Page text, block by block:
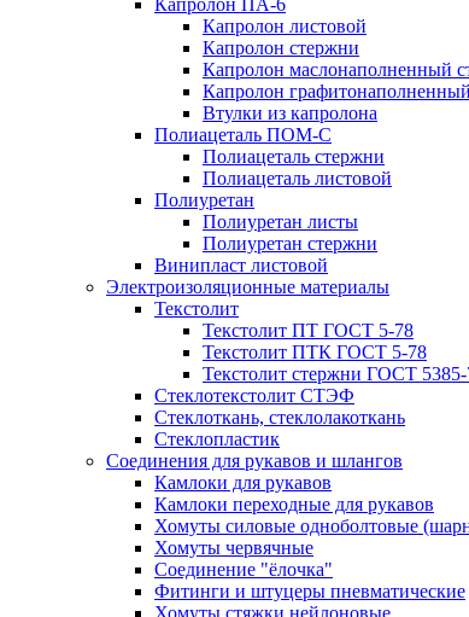
Капролон ПА-6
Капролон листовой
Капролон стержни
Капролон маслонаполненный
Капролон
Втулки из капролона
Полиацеталь ПОМ-С
Полиацеталь стержни
Полиацеталь листовой
Полиуретан
Полиуретан листы
Полиуретан стержни
Винипласт листовой
Электроизоляционные материалы
Текстолит
Текстолит ПТ ГОСТ 5-78
Текстолит ПТК ГОСТ 5-78
Текстолит стержни ГОСТ
Стеклотекстолит СТЭФ
Стеклоткань, стеклолакоткань
Стеклопластик
Соединения для рукавов и шлангов
Камлоки для рукавов
Камлоки переходные для рукавов
Хомуты силовые одноболтовые
Хомуты червячные
Соединение "ёлочка"
Фитинги и штуцеры пневматические
Хомуты стяжки нейлоновые